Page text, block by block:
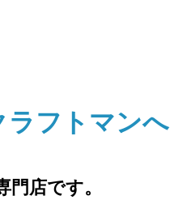
ラフトマンへ
店です。